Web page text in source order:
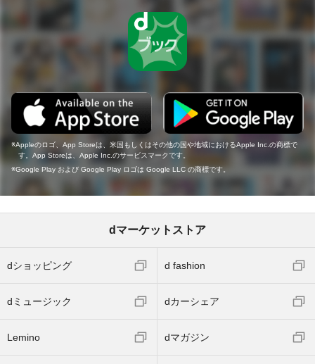
Appleのロゴ、App Storeは、米国もしくはその他の国や地域におけるApple Inc.の商標で
す。App Storeは、Apple Inc.のサービスマークです。
Google Play および Google Play ロゴは Google LLC の商標です。
dマーケットストア
dショッピング d fashion
dミュージック dカーシェア
Lemino dマガジン